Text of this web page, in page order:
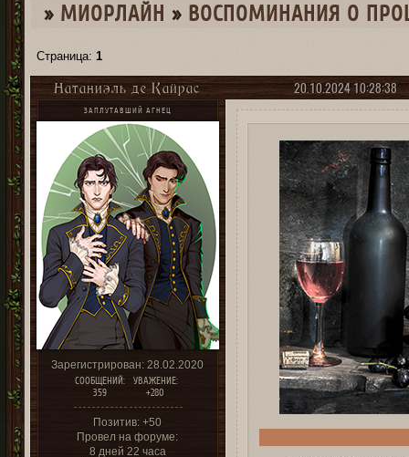
» МИОРЛАЙН » ВОСПОМИНАНИЯ О
Страница:1
20.10.2024 10:28:38
Натаниэль де Кайрас
ЗАПЛУТАВШИЙ АГНЕЦ
Зарегистрирован: 28.02.2020
СООБЩЕНИЙ:
359
УВАЖЕНИЕ:
+280
Позитив: +50
Провел на форуме:
8 дней 22 часа